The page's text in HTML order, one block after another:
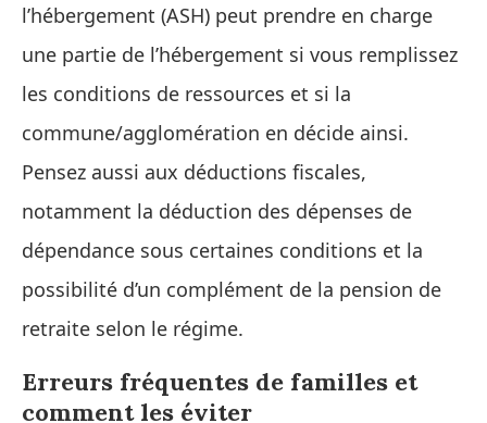
l’hébergement (ASH) peut prendre en charge
une partie de l’hébergement si vous remplissez
les conditions de ressources et si la
commune/agglomération en décide ainsi.
Pensez aussi aux déductions fiscales,
notamment la déduction des dépenses de
dépendance sous certaines conditions et la
possibilité d’un complément de la pension de
retraite selon le régime.
Erreurs fréquentes de familles et
comment les éviter